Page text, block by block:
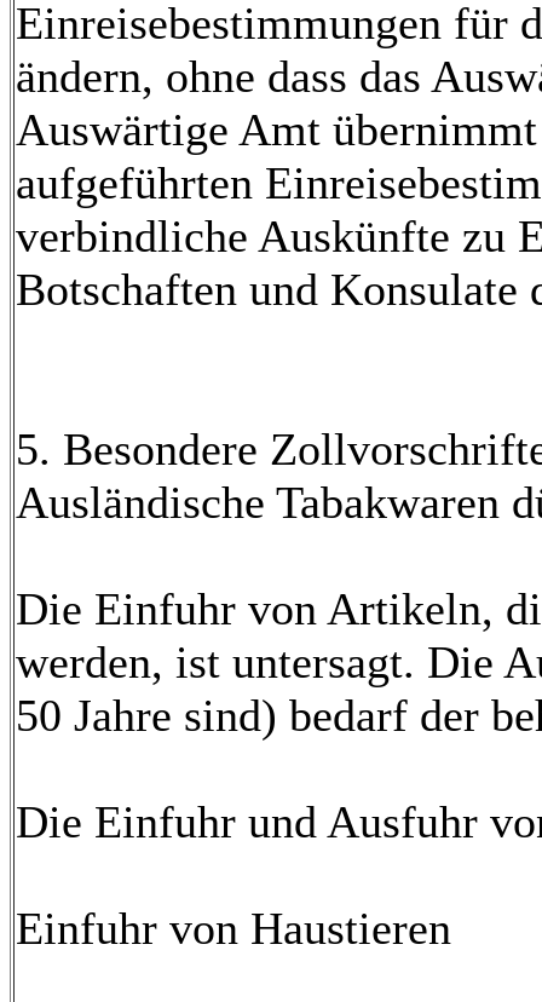
Einreisebestimmungen für
ändern, ohne dass das
Auswärtige Amt
aufgeführten
verbindliche Auskünfte zu
Botschaften und
5. Besondere
Ausländische Tabakwaren
Die Einfuhr von Artikeln,
werden, ist untersagt. Die
50 Jahre sind) bedarf der
Die Einfuhr und Ausfuhr
Einfuhr von Haustieren